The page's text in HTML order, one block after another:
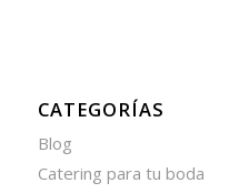
CATEGORÍAS
Blog
Catering para tu boda